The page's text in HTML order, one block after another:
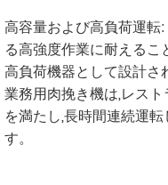
高容量および高負荷運
る高強度作業に耐える
高負荷機器として設計さ
業務用肉挽き機は,レス
を満たし,長時間連続運
す。